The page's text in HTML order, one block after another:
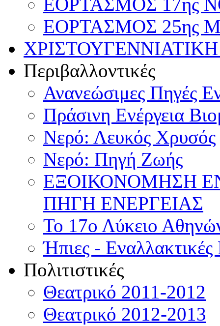
ΕΟΡΤΑΣΜΟΣ 25ης
Περιβαλλοντικές
Ανανεώσιμες Πηγές
Πράσινη Ενέργεια
Νερό: Λευκός Χρυσός
Νερό: Πηγή Ζωής
ΕΞΟΙΚΟΝΟΜΗΣΗ
ΠΗΓΗ ΕΝΕΡΓΕΙΑΣ
Το 17ο Λύκειο
Ήπιες -
Πολιτιστικές
Θεατρικό 2011-2012
Θεατρικό 2012-2013